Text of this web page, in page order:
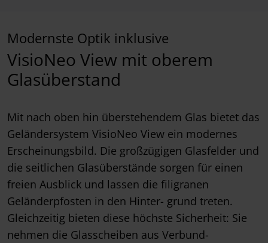
Modernste Optik inklusive
VisioNeo View mit oberem
Glasüberstand
Mit nach oben hin überstehendem Glas bietet das
Geländersystem VisioNeo View ein modernes
Erscheinungsbild. Die großzügigen Glasfelder und
die seitlichen Glasüberstände sorgen für einen
freien Ausblick und lassen die filigranen
Geländerpfosten in den Hinter- grund treten.
Gleichzeitig bieten diese höchste Sicherheit: Sie
nehmen die Glasscheiben aus Verbund-